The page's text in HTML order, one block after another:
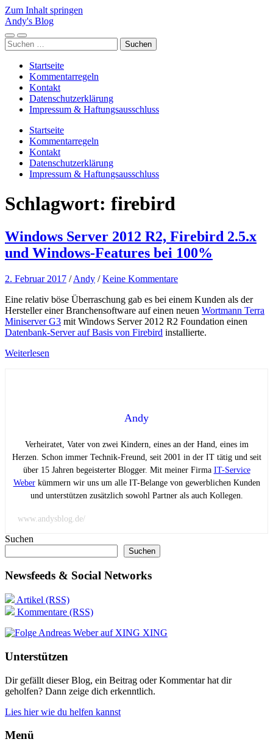
Zum Inhalt springen
Andy's Blog
Mobile-
Menü
Suchfeld
ein-/ausblenden
Suchen
nach:
Startseite
Kommentarregeln
Kontakt
Datenschutzerklärung
Impressum & Haftungsausschluss
Startseite
Kommentarregeln
Kontakt
Datenschutzerklärung
Impressum & Haftungsausschluss
Schlagwort: firebird
Windows Server 2012 R2, Firebird 2.5.x
und Windows-Features bei 100%
2. Februar 2017 /Andy /Keine Kommentare
Eine relativ böse Überraschung gab es bei einem Kunden als der
Hersteller einer Branchensoftware auf einen neuen Wortmann Terra
Miniserver G3 mit Windows Server 2012 R2 Foundation einen
Datenbank-Server auf Basis von Firebird installierte.
Weiterlesen
Andy
Verheiratet, Vater von zwei Kindern, eines an der Hand, eines im
Herzen. Schon immer Technik-Freund, seit 2001 in der IT tätig und seit
über 15 Jahren begeisterter Blogger. Mit meiner Firma IT-Service
Weberkümmern wir uns um alle IT-Belange von gewerblichen Kunden
und unterstützen zusätzlich sowohl Partner als auch Kollegen.
www.andysblog.de/
Suchen
Suchen
Newsfeeds & Social Networks
Artikel (RSS)
Kommentare (RSS)
XING
Unterstützen
Dir gefällt dieser Blog, ein Beitrag oder Kommentar hat dir
geholfen? Dann zeige dich erkenntlich.
Lies hier wie du helfen kannst
Menü